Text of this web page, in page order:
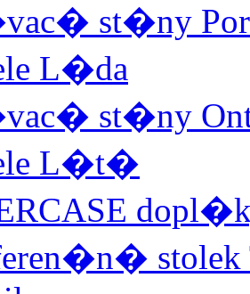
st�ny
L�da
st�ny
L�t�
stolek